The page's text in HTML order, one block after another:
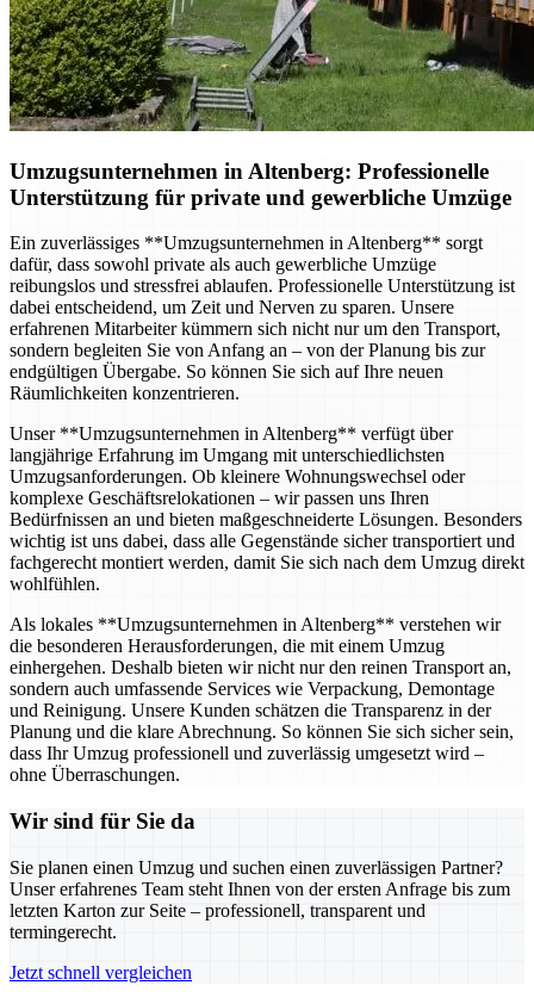
Umzugsunternehmen in Altenberg: Professionelle
Unterstützung für private und gewerbliche Umzüge
Ein zuverlässiges **Umzugsunternehmen in Altenberg** sorgt
dafür, dass sowohl private als auch gewerbliche Umzüge
reibungslos und stressfrei ablaufen. Professionelle Unterstützung ist
dabei entscheidend, um Zeit und Nerven zu sparen. Unsere
erfahrenen Mitarbeiter kümmern sich nicht nur um den Transport,
sondern begleiten Sie von Anfang an – von der Planung bis zur
endgültigen Übergabe. So können Sie sich auf Ihre neuen
Räumlichkeiten konzentrieren.
Unser **Umzugsunternehmen in Altenberg** verfügt über
langjährige Erfahrung im Umgang mit unterschiedlichsten
Umzugsanforderungen. Ob kleinere Wohnungswechsel oder
komplexe Geschäftsrelokationen – wir passen uns Ihren
Bedürfnissen an und bieten maßgeschneiderte Lösungen. Besonders
wichtig ist uns dabei, dass alle Gegenstände sicher transportiert und
fachgerecht montiert werden, damit Sie sich nach dem Umzug direkt
wohlfühlen.
Als lokales **Umzugsunternehmen in Altenberg** verstehen wir
die besonderen Herausforderungen, die mit einem Umzug
einhergehen. Deshalb bieten wir nicht nur den reinen Transport an,
sondern auch umfassende Services wie Verpackung, Demontage
und Reinigung. Unsere Kunden schätzen die Transparenz in der
Planung und die klare Abrechnung. So können Sie sich sicher sein,
dass Ihr Umzug professionell und zuverlässig umgesetzt wird –
ohne Überraschungen.
Wir sind für Sie da
Sie planen einen Umzug und suchen einen zuverlässigen Partner?
Unser erfahrenes Team steht Ihnen von der ersten Anfrage bis zum
letzten Karton zur Seite – professionell, transparent und
termingerecht.
Jetzt schnell vergleichen